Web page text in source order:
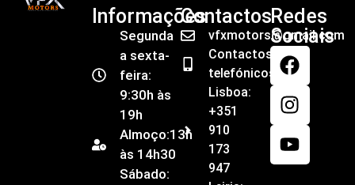
Informações
Segunda
a sexta-
feira:
9:30h às
19h
Almoço:13h
às 14h30
Sábado:
Contactos
vfxmotors@gmail.com
Contactos
telefónicos
Lisboa:
+351
910
173
947
Redes
Sociais